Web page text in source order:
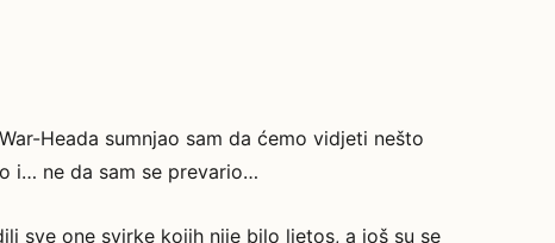
Heada sumnjao sam da ćemo vidjeti nešto
i… ne da sam se prevario…
sve one svirke kojih nije bilo ljetos, a još su se